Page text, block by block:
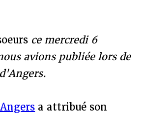
ce mercredi 6
avions publiée lors de
a attribué son